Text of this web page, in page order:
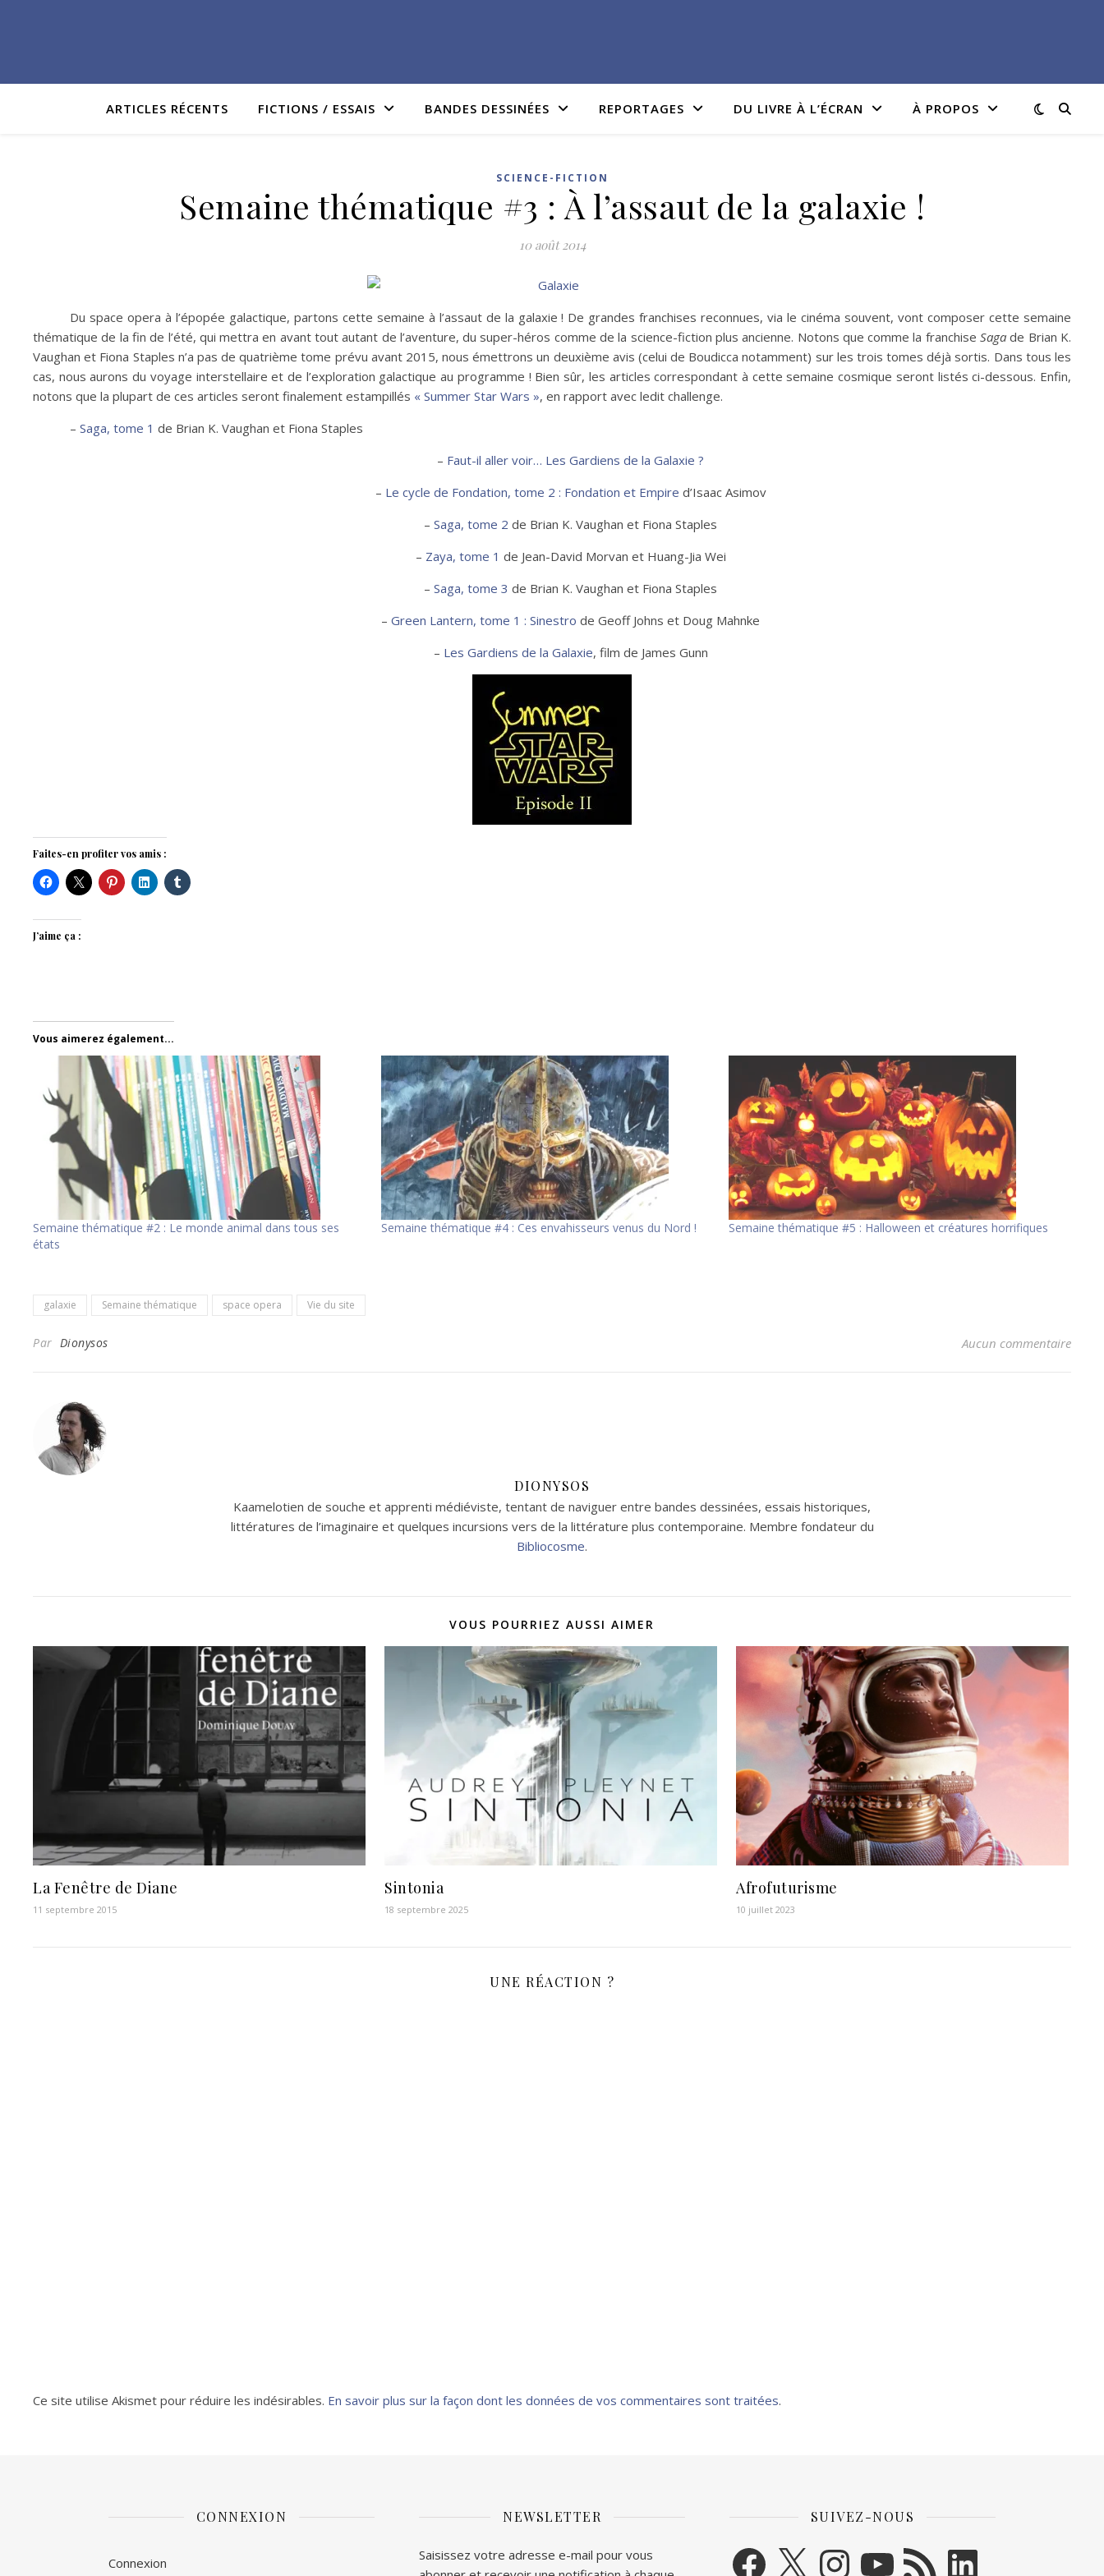
ARTICLES RÉCENTS FICTIONS / ESSAIS BANDES DESSINÉES REPORTAGES DU LIVRE À L’ÉCRAN À PROPOS
SCIENCE-FICTION
Semaine thématique #3 : À l’assaut de la galaxie !
10 août 2014
Du space opera à l’épopée galactique, partons cette semaine à l’assaut de la galaxie ! De grandes franchises reconnues, via le cinéma souvent, vont composer cette semaine
thématique de la fin de l’été, qui mettra en avant tout autant de l’aventure, du super-héros comme de la science-fiction plus ancienne. Notons que comme la franchiseSaga de Brian K.
Vaughan et Fiona Staples n’a pas de quatrième tome prévu avant 2015, nous émettrons un deuxième avis (celui de Boudicca notamment) sur les trois tomes déjà sortis. Dans tous les
cas, nous aurons du voyage interstellaire et de l’exploration galactique au programme ! Bien sûr, les articles correspondant à cette semaine cosmique seront listés ci-dessous. Enfin,
notons que la plupart de ces articles seront finalement estampillés « Summer Star Wars », en rapport avec ledit challenge.
– Saga, tome 1 de Brian K. Vaughan et Fiona Staples
– Faut-il aller voir… Les Gardiens de la Galaxie ?
– Le cycle de Fondation, tome 2 : Fondation et Empire d’Isaac Asimov
– Saga, tome 2 de Brian K. Vaughan et Fiona Staples
– Zaya, tome 1 de Jean-David Morvan et Huang-Jia Wei
– Saga, tome 3 de Brian K. Vaughan et Fiona Staples
– Green Lantern, tome 1 : Sinestro de Geoff Johns et Doug Mahnke
– Les Gardiens de la Galaxie, film de James Gunn
Faites-en profiter vos amis :
J’aime ça :
Vous aimerez également...
Semaine thématique #2 : Le monde animal dans tous ses
états
Semaine thématique #4 : Ces envahisseurs venus du Nord ! Semaine thématique #5 : Halloween et créatures horrifiques
galaxie Semaine thématique space opera Vie du site
Par Dionysos Aucun commentaire
DIONYSOS
Kaamelotien de souche et apprenti médiéviste, tentant de naviguer entre bandes dessinées, essais historiques,
littératures de l’imaginaire et quelques incursions vers de la littérature plus contemporaine. Membre fondateur du
Bibliocosme.
VOUS POURRIEZ AUSSI AIMER
La Fenêtre de Diane
11 septembre 2015
Sintonia
18 septembre 2025
Afrofuturisme
10 juillet 2023
UNE RÉACTION ?
Ce site utilise Akismet pour réduire les indésirables. En savoir plus sur la façon dont les données de vos commentaires sont traitées.
CONNEXION
Connexion
NEWSLETTER
Saisissez votre adresse e-mail pour vous
SUIVEZ-NOUS
Facebook
X InstagramYouTubeFlux RSSLinkedIn